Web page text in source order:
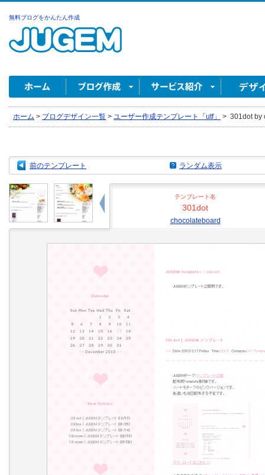
無料ブログをかんたん作成
ホーム > ブログデザイン一覧 > ユーザー作成テンプレート「utf」 > 301dot by
前のテンプレート ランダム表示
テンプレート名
301dot
chocolateboard